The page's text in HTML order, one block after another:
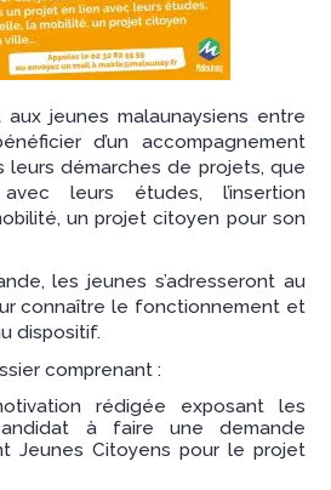
jeunes malaunaysiens entre
d’un accompagnement
leurs démarches de projets, que
leurs études, l’insertion
un projet citoyen pour son
les jeunes s’adresseront au
connaître le fonctionnement et
dispositif.
comprenant :
rédigée exposant les
à faire une demande
Jeunes Citoyens pour le projet